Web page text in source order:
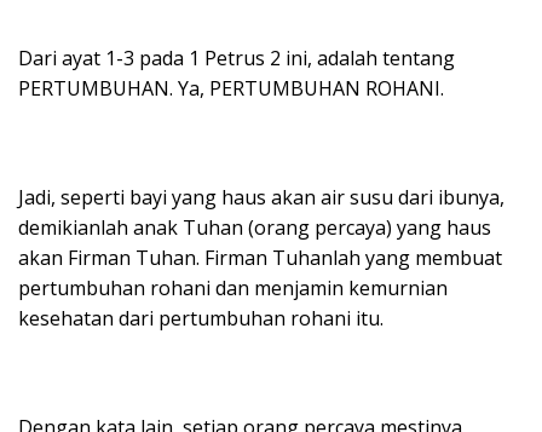
Dari ayat 1-3 pada 1 Petrus 2 ini, adalah tentang
PERTUMBUHAN. Ya, PERTUMBUHAN ROHANI.
Jadi, seperti bayi yang haus akan air susu dari ibunya,
demikianlah anak Tuhan (orang percaya) yang haus
akan Firman Tuhan. Firman Tuhanlah yang membuat
pertumbuhan rohani dan menjamin kemurnian
kesehatan dari pertumbuhan rohani itu.